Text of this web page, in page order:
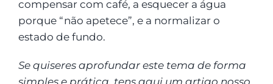
compensar com café, a esquecer a água
porque “não apetece”, e a normalizar o
estado de fundo.
Se quiseres aprofundar este tema de forma